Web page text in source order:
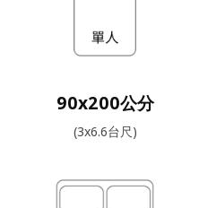
90x200公分
(3x6.6台尺)